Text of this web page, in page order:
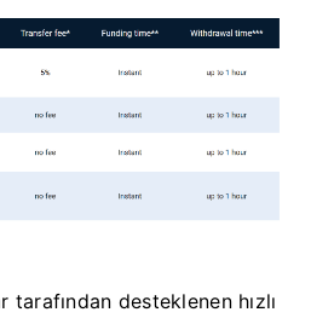
tarafından desteklenen hızlı